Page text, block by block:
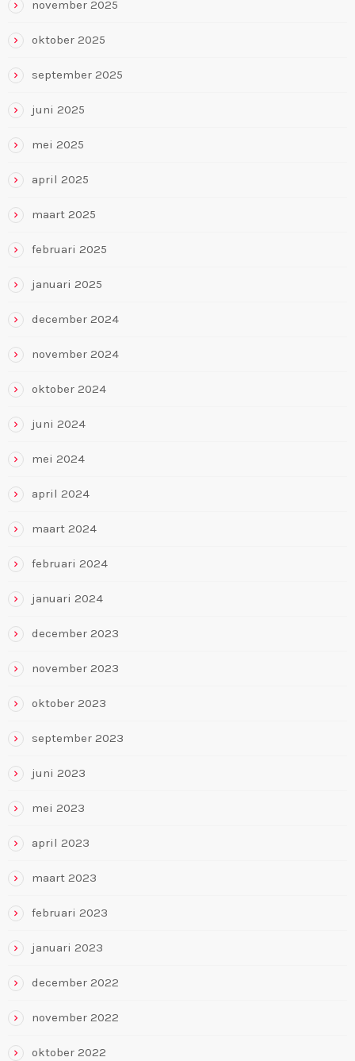
november 2025
oktober 2025
september 2025
juni 2025
mei 2025
april 2025
maart 2025
februari 2025
januari 2025
december 2024
november 2024
oktober 2024
juni 2024
mei 2024
april 2024
maart 2024
februari 2024
januari 2024
december 2023
november 2023
oktober 2023
september 2023
juni 2023
mei 2023
april 2023
maart 2023
februari 2023
januari 2023
december 2022
november 2022
oktober 2022